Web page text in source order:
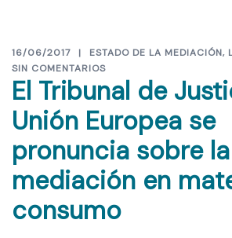
16/06/2017 ESTADO DE LA MEDIACIÓN,
SIN COMENTARIOS
El Tribunal de
Unión Europea se
pronuncia sobre la
mediación en
consumo